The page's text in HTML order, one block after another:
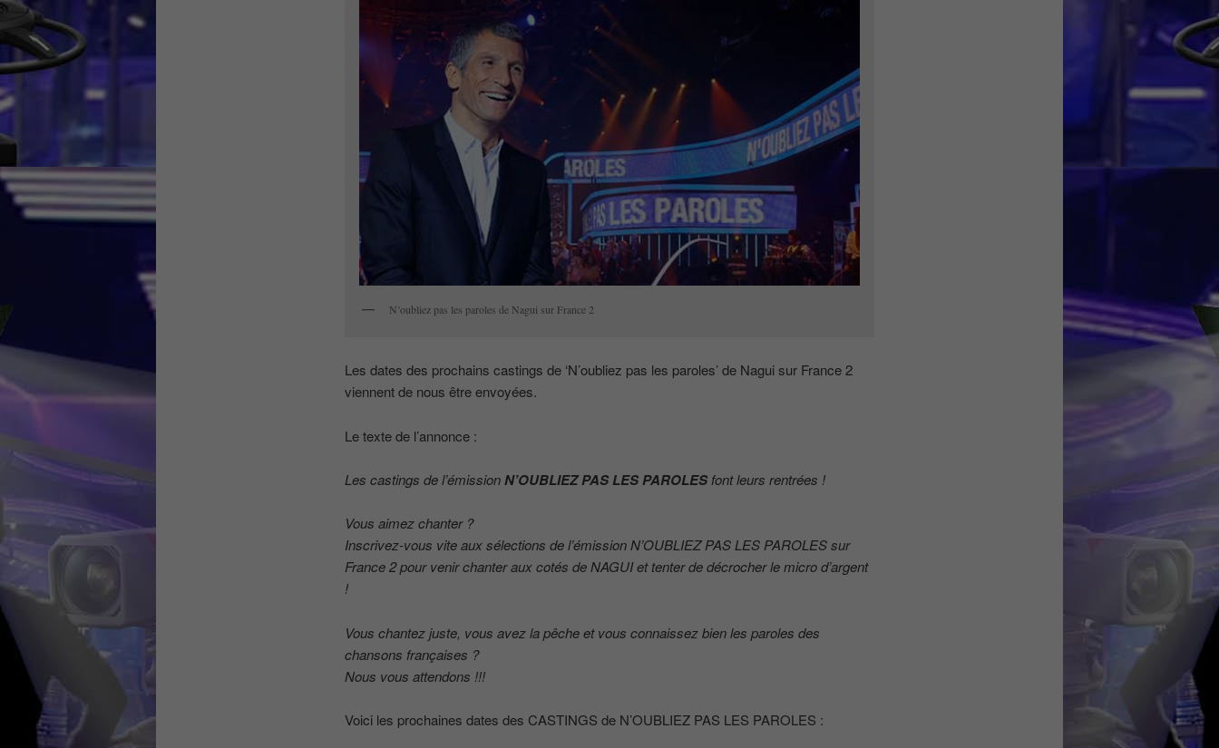
N’oubliez pas les paroles de Nagui sur France 2
Les dates des prochains castings de ‘N’oubliez pas les paroles’ de Nagui sur France 2
viennent de nous être envoyées.
Le texte de l’annonce :
Les castings de l’émissionN’OUBLIEZ PAS LES PAROLESfont leurs rentrées !
Vous aimez chanter ?
Inscrivez-vous vite aux sélections de l’émission N’OUBLIEZ PAS LES PAROLES sur
France 2 pour venir chanter aux cotés de NAGUI et tenter de décrocher le micro d’argent
!
Vous chantez juste, vous avez la pêche et vous connaissez bien les paroles des
chansons françaises ?
Nous vous attendons !!!
Voici les prochaines dates des CASTINGS de N’OUBLIEZ PAS LES PAROLES :